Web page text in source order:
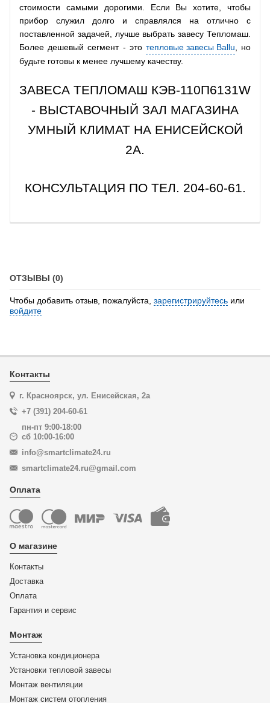
стоимости самыми дорогими. Если Вы хотите, чтобы
прибор служил долго и справлялся на отлично с
поставленной задачей, лучше выбрать завесу Тепломаш.
Более дешевый сегмент - это тепловые завесы Ballu , но
будьте готовы к менее лучшему качеству.
ЗАВЕСА ТЕПЛОМАШ КЭВ-110П6131W
- ВЫСТАВОЧНЫЙ ЗАЛ МАГАЗИНА
УМНЫЙ КЛИМАТ НА ЕНИСЕЙСКОЙ
2А.
КОНСУЛЬТАЦИЯ ПО ТЕЛ. 204-60-61.
ОТЗЫВЫ (0)
Чтобы добавить отзыв, пожалуйста, зарегистрируйтесь или
войдите
Контакты
г. Красноярск, ул. Енисейская, 2а
+7 (391) 204-60-61
пн-пт 9:00-18:00
сб 10:00-16:00
info@smartclimate24.ru
smartclimate24.ru@gmail.com
Оплата
О магазине
Контакты
Доставка
Оплата
Гарантия и сервис
Монтаж
Установка кондиционера
Установки тепловой завесы
Монтаж вентиляции
Монтаж систем отопления